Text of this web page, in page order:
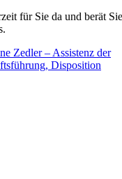
für Sie da und berät